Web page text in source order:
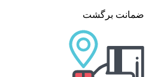
ضمانت برگشت